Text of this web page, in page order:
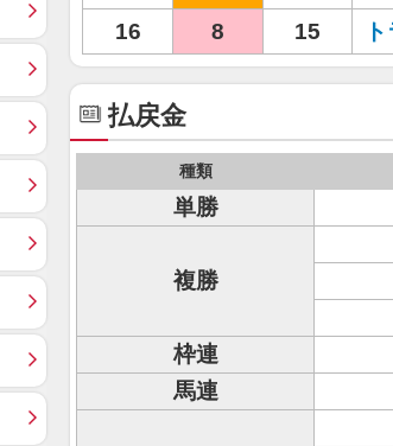
16
8 15
払戻金
種類
単勝
複勝
枠連
馬連